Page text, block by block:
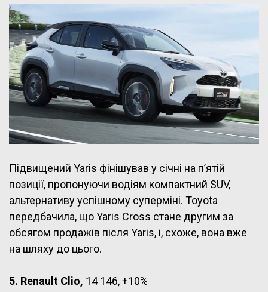
Підвищений Yaris фінішував у січні на п’ятій
позиції, пропонуючи водіям компактний SUV,
альтернативу успішному суперміні. Toyota
передбачила, що Yaris Cross стане другим за
обсягом продажів після Yaris, і, схоже, вона вже
на шляху до цього.
5. Renault Clio, 14 146, +10%